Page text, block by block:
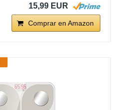
15,99 EUR
Comprar en Amazon